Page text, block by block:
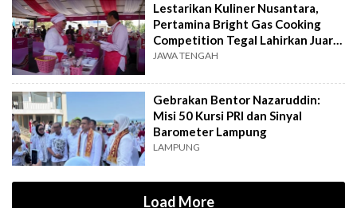
Lestarikan Kuliner Nusantara,
Pertamina Bright Gas Cooking
Competition Tegal Lahirkan Juara
Baru
JAWA TENGAH
Gebrakan Bentor Nazaruddin:
Misi 50 Kursi PRI dan Sinyal
Barometer Lampung
LAMPUNG
Load More